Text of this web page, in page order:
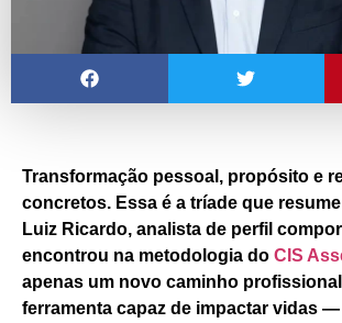
Transformação pessoal, propósito e
concretos. Essa é a tríade que
Luiz Ricardo, analista de perfil
encontrou na metodologia do CIS
apenas um novo caminho
ferramenta capaz de impactar vidas —